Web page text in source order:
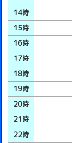
14時
15時
16時
17時
18時
19時
20時
21時
22時